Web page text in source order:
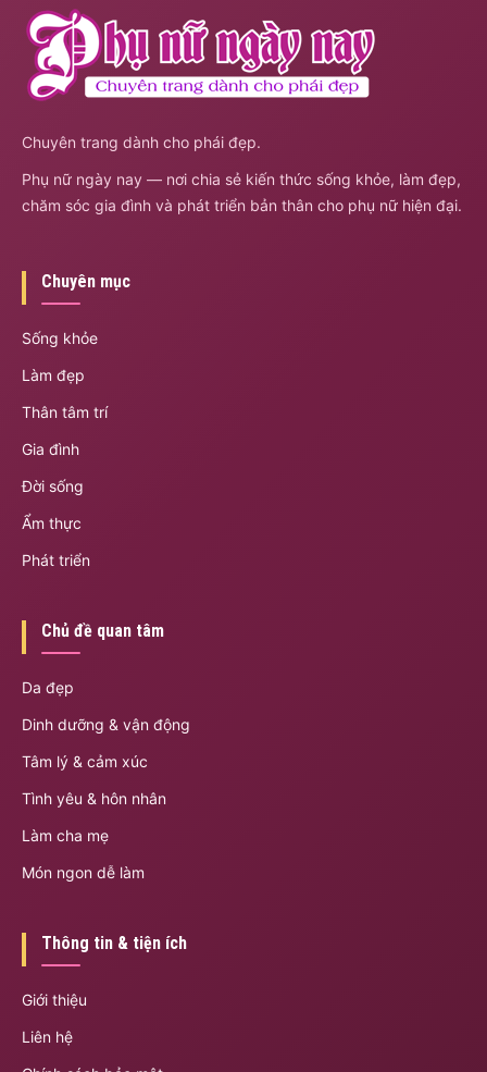
Chuyên trang dành cho phái đẹp.
Phụ nữ ngày nay — nơi chia sẻ kiến thức sống khỏe, làm đẹp,
chăm sóc gia đình và phát triển bản thân cho phụ nữ hiện đại.
Chuyên mục
Sống khỏe
Làm đẹp
Thân tâm trí
Gia đình
Đời sống
Ẩm thực
Phát triển
Chủ đề quan tâm
Da đẹp
Dinh dưỡng & vận động
Tâm lý & cảm xúc
Tình yêu & hôn nhân
Làm cha mẹ
Món ngon dễ làm
Thông tin & tiện ích
Giới thiệu
Liên hệ